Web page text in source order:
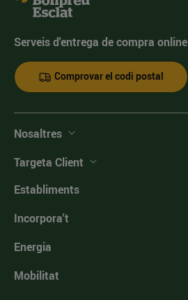
Serveis d'entrega de compra online
Comprovar el codi postal
Nosaltres
Targeta Client
Establiments
Incorpora't
Energia
Mobilitat